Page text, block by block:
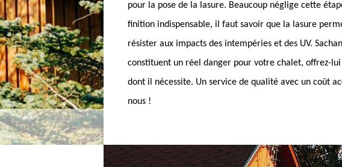
pour la pose de la lasure. Beaucoup néglige cette
finition indispensable, il faut savoir que la lasure
résister aux impacts des intempéries et des UV.
constituent un réel danger pour votre chalet, offrez-
dont il nécessite. Un service de qualité avec un coût
nous !